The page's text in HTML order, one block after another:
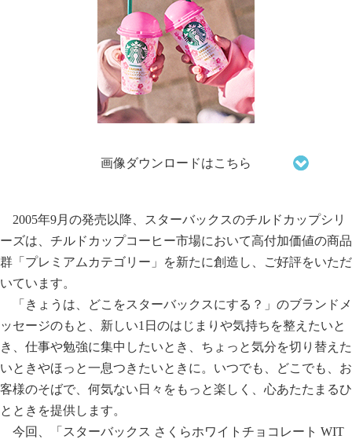
画像ダウンロードはこちら
2005年9月の発売以降、スターバックスのチルドカップシリ
ーズは、チルドカップコーヒー市場において高付加価値の商品
群「プレミアムカテゴリー」を新たに創造し、ご好評をいただ
いています。
「きょうは、どこをスターバックスにする？」のブランドメ
ッセージのもと、新しい1日のはじまりや気持ちを整えたいと
き、仕事や勉強に集中したいとき、ちょっと気分を切り替えた
いときやほっと一息つきたいときに。いつでも、どこでも、お
客様のそばで、何気ない日々をもっと楽しく、心あたたまるひ
とときを提供します。
今回、「スターバックス さくらホワイトチョコレート WIT